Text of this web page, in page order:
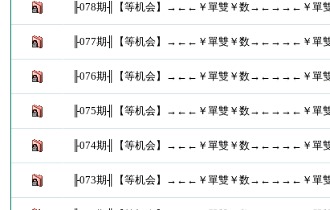
╟078期╢【等机会】→←←￥單雙￥数→←→→←￥單
╟077期╢【等机会】→←←￥單雙￥数→←→→←￥單
╟076期╢【等机会】→←←￥單雙￥数→←→→←￥單
╟075期╢【等机会】→←←￥單雙￥数→←→→←￥單
╟074期╢【等机会】→←←￥單雙￥数→←→→←￥單
╟073期╢【等机会】→←←￥單雙￥数→←→→←￥單